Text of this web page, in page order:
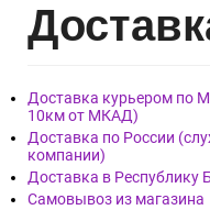
Дост
Доставка курьером по
10км от МКАД)
Доставка по России
компании)
Доставка в Республику
Самовывоз из магазина